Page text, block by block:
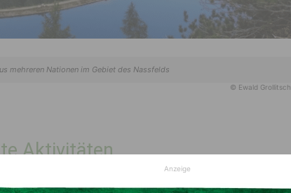
mehreren Nationen im Gebiet des Nassfelds
© Ewald Grollitsch
Aktivitäten
Nach der Zimmereinteilung stehen von14:00 bis 16:30
Anzeige